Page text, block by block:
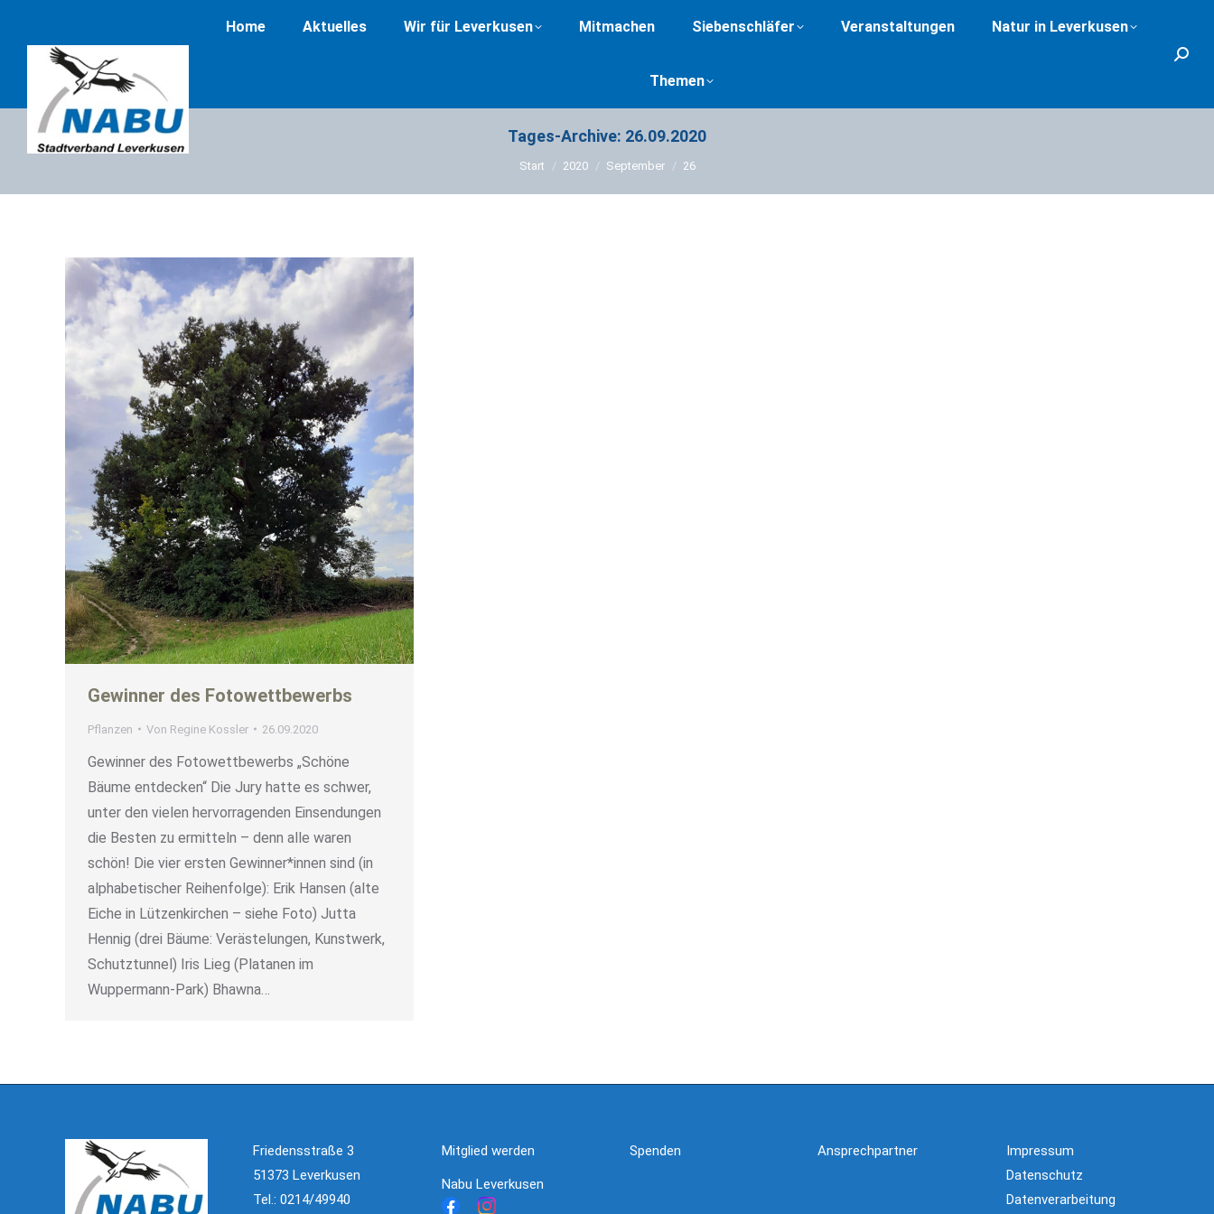
Home Aktuelles Wir für Leverkusen Mitmachen Siebenschläfer Veranstaltungen Natur in Leverkusen
Themen
Tages-Archive: 26.09.2020
Sie befinden sich hier:
Start 2020 September 26
Gewinner des Fotowettbewerbs
Pflanzen Von Regine Kossler 26.09.2020
Gewinner des Fotowettbewerbs „Schöne
Bäume entdecken“ Die Jury hatte es schwer,
unter den vielen hervorragenden Einsendungen
die Besten zu ermitteln – denn alle waren
schön! Die vier ersten Gewinner*innen sind (in
alphabetischer Reihenfolge): Erik Hansen (alte
Eiche in Lützenkirchen – siehe Foto) Jutta
Hennig (drei Bäume: Verästelungen, Kunstwerk,
Schutztunnel) Iris Lieg (Platanen im
Wuppermann-Park) Bhawna…
Friedensstraße 3
51373 Leverkusen
Tel.: 0214/49940
Mitglied werden
Nabu Leverkusen
Spenden Ansprechpartner
Impressum
Datenschutz
Datenverarbeitung